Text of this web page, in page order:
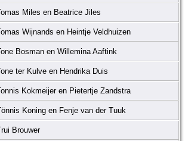
Miles en Beatrice Jiles
Wijnands en Heintje Veldhuizen
Bosman en Willemina Aaftink
ter Kulve en Hendrika Duis
Kokmeijer en Pietertje Zandstra
Koning en Fenje van der Tuuk
Brouwer